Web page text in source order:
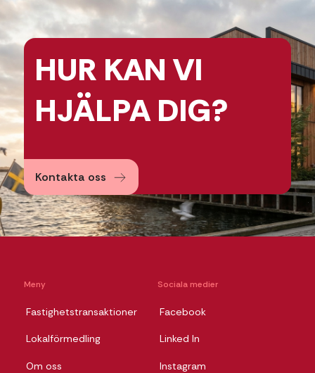
HUR KAN VI
HJÄLPADIG?
Kontakta oss
Meny
Fastighetstransaktioner
Lokalförmedling
Om oss
Sociala medier
Facebook
Linked In
Instagram